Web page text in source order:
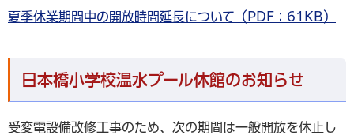
夏季休業期間中の開放時間延長について（PDF：61KB）
日本橋小学校温水プール休館のお知らせ
受変電設備改修工事のため、次の期間は一般開放を休止し